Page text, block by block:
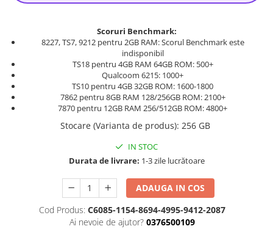
Scoruri Benchmark:
8227, TS7, 9212 pentru 2GB RAM: Scorul Benchmark este
indisponibil
TS18 pentru 4GB RAM 64GB ROM: 500+
Qualcoom 6215: 1000+
TS10 pentru 4GB 32GB ROM: 1600-1800
7862 pentru 8GB RAM 128/256GB ROM: 2100+
7870 pentru 12GB RAM 256/512GB ROM: 4800+
Stocare (Varianta de produs): 256 GB
IN STOC
Durata de livrare: 1-3 zile lucrătoare
ADAUGA IN COS
Cod Produs: C6085-1154-8694-4995-9412-2087
Ai nevoie de ajutor? 0376500109